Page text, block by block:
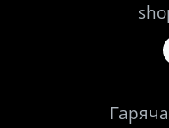
Гаряча